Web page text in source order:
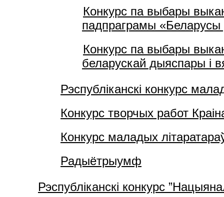
Конкурс па выбары
падпраграмы «Беларусы
Конкурс па выбары
беларускай дыяспары і
Рэспубліканскі конкурс
Конкурс творчых работ
Конкурс маладых
Радыётрыумф
Рэспубліканскі конкурс